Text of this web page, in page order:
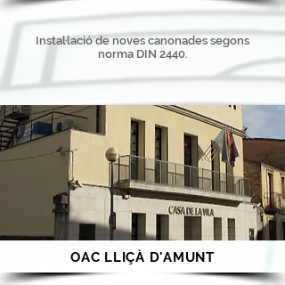
Instal·lació de noves canonades segons
norma DIN 2440.
OAC LLIÇÀ D'AMUNT